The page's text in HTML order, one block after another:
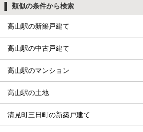
類似の条件から検索
高山駅の新築戸建て
高山駅の中古戸建て
高山駅のマンション
高山駅の土地
清見町三日町の新築戸建て